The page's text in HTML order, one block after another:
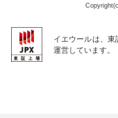
イエウールは、
運営しています。